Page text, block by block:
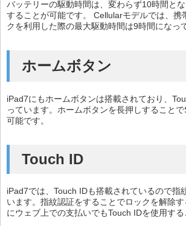
バッテリーの駆動時間は、変わらず10時間と
することが可能です。 Cellularモデルでは、携
クを利用した際の最大駆動時間は9時間になっ
ホームボタン
iPad7にもホームボタンは搭載されており、
っています。ホームボタンを長押しすること
可能です。
Touch ID
iPad7では、Touch IDも搭載されているので指
います。指紋認証をすることでロックを解除
にウェブ上での支払いでもTouch IDを使用する